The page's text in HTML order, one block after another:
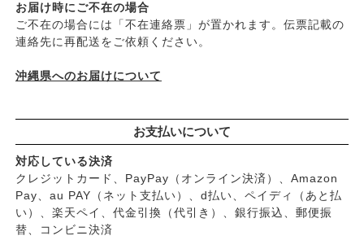
└お悩み・目的別ヘアケア
├頭皮のフケ・かゆみ・臭い
└ダメージ
お届け時にご不在の場合
ご不在の場合には「不在連絡票」が置かれます。伝票記載の
連絡先に再配送をご依頼ください。
沖縄県へのお届けについて
お支払いについて
対応している決済
クレジットカード、PayPay（オンライン決済）、Amazon
Pay、au PAY（ネット支払い）、d払い、ペイディ（あと払
い）、楽天ペイ、代金引換（代引き）、銀行振込、郵便振
替、コンビニ決済